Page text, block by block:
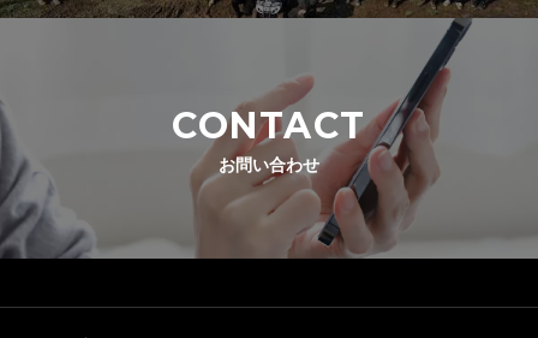
CONTACT
お問い合わせ